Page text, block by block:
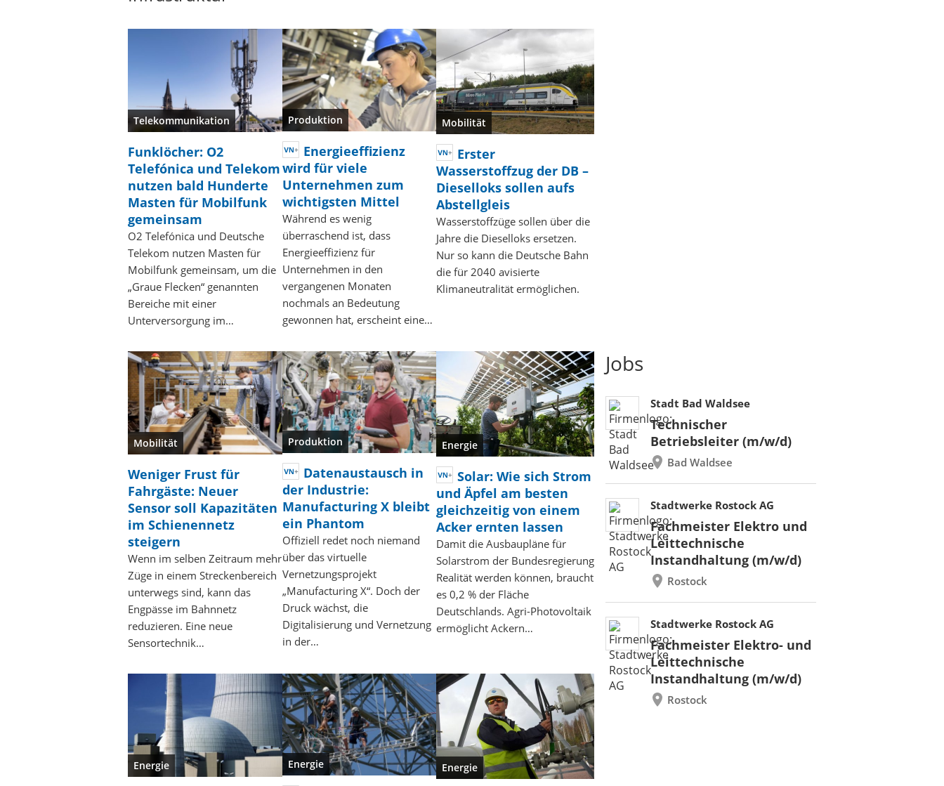
Telekommunikation
Funklöcher: O2
Telefónica und Telekom
nutzen bald Hunderte
Masten für Mobilfunk
gemeinsam
O2 Telefónica und Deutsche
Telekom nutzen Masten für
Mobilfunk gemeinsam, um die
„Graue Flecken“ genannten
Bereiche mit einer
Unterversorgung im…
Produktion
Energieeffizienz
wird für viele
Unternehmen zum
wichtigsten Mittel
Während es wenig
überraschend ist, dass
Energieeffizienz für
Unternehmen in den
vergangenen Monaten
nochmals an Bedeutung
gewonnen hat, erscheint eine…
Mobilität
Erster
Wasserstoffzug der DB –
Dieselloks sollen aufs
Abstellgleis
Wasserstoffzüge sollen über die
Jahre die Dieselloks ersetzen.
Nur so kann die Deutsche Bahn
die für 2040 avisierte
Klimaneutralität ermöglichen.
Mobilität
Weniger Frust für
Fahrgäste: Neuer
Sensor soll Kapazitäten
im Schienennetz
steigern
Wenn im selben Zeitraum mehr
Züge in einem Streckenbereich
unterwegs sind, kann das
Engpässe im Bahnnetz
reduzieren. Eine neue
Sensortechnik…
Produktion
Datenaustausch in
der Industrie:
Manufacturing X bleibt
ein Phantom
Offiziell redet noch niemand
über das virtuelle
Vernetzungsprojekt
„Manufacturing X“. Doch der
Druck wächst, die
Digitalisierung und Vernetzung
in der…
Energie
Solar: Wie sich Strom
und Äpfel am besten
gleichzeitig von einem
Acker ernten lassen
Damit die Ausbaupläne für
Solarstrom der Bundesregierung
Realität werden können, braucht
es 0,2 % der Fläche
Deutschlands. Agri-Photovoltaik
ermöglicht Ackern…
Energie Energie Energie
Jobs
Stadt Bad Waldsee
Technischer
Betriebsleiter (m/w/d)
Bad Waldsee
Stadtwerke Rostock AG
Fachmeister Elektro und
Leittechnische
Instandhaltung (m/w/d)
Rostock
Stadtwerke Rostock AG
Fachmeister Elektro- und
Leittechnische
Instandhaltung (m/w/d)
Rostock